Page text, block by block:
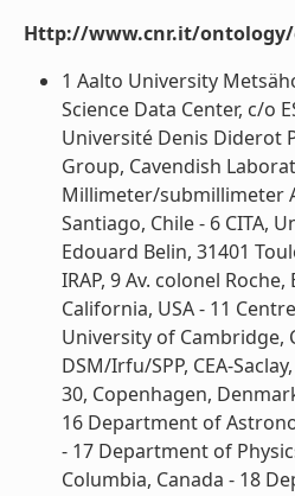
Http://www.cnr.it/
1 Aalto University
Science Data Center, c/o
Université Denis Diderot
Group, Cavendish
Millimeter/submillimeter
Santiago, Chile - 6 CITA,
Edouard Belin, 31401
IRAP, 9 Av. colonel
California, USA - 11
University of Cambridge,
DSM/Irfu/SPP, CEA-
30, Copenhagen,
16 Department of
- 17 Department of
Columbia, Canada - 18